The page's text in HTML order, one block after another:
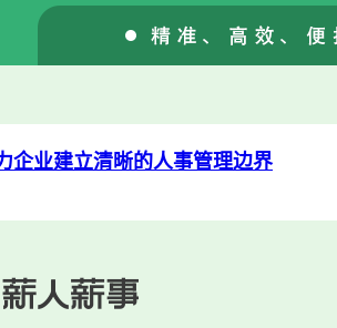
企业建立清晰的人事管理边界